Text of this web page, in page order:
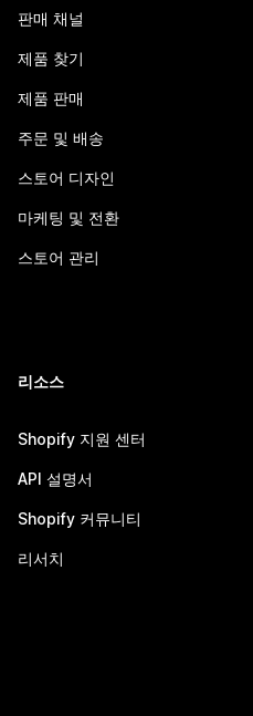
판매 채널
제품 찾기
제품 판매
주문 및 배송
스토어 디자인
마케팅 및 전환
스토어 관리
리소스
Shopify 지원 센터
API 설명서
Shopify 커뮤니티
리서치